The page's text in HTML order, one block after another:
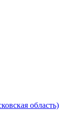
область)